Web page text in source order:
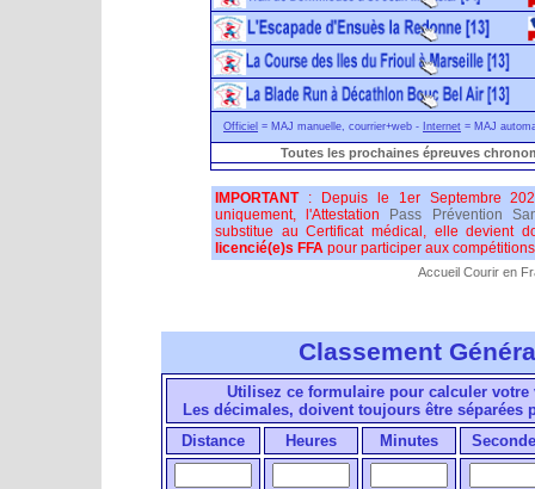
Officiel = MAJ manuelle, courrier+web - Internet = MAJ
Toutes les prochaines épreuves
IMPORTANT: Depuis le 1er Septembre
uniquement, l'Attestation
Pass Prévention
substitue au Certificat médical, elle devient
licencié(e)s FFA pour participer aux
Accueil Courir en
Classement
Utilisez ce formulaire pour calculer votre
Les décimales, doivent toujours être séparées
Distance
Heures Minutes